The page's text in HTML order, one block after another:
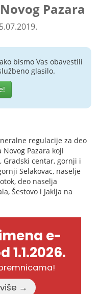
Pazara
bismo Vas obavestili
glasilo.
regulacije za deo
Pazara koji
Gradski centar, gornji i
Selakovac, naselje
deo naselja
Šestovo i Jaklja na
e-
1.1.2026.
Pročitajte više →